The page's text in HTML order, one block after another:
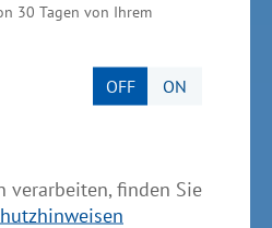
30 Tagen von Ihrem
OFF ON
verarbeiten, finden Sie
Vorpommern
Institut GmbH